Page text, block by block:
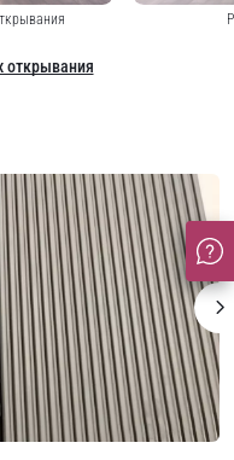
открывания